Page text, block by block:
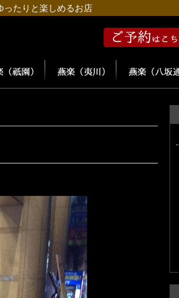
ったりと楽しめるお店